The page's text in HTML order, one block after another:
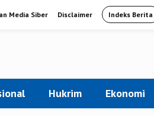
Media Siber Disclaimer Indeks Berita
Hukrim Ekonomi